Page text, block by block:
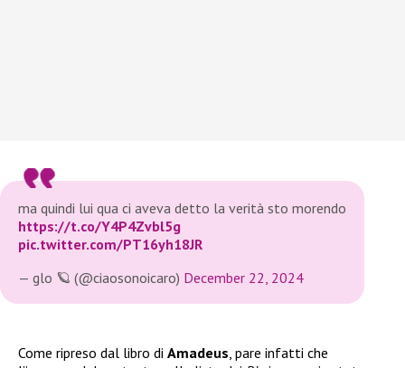
ma quindi lui qua ci aveva detto la verità sto morendo
https://t.co/Y4P4Zvbl5g
pic.twitter.com/PT16yh18JR
— glo 🪐 (@ciaosonoicaro) December 22, 2024
Come ripreso dal libro di Amadeus , pare infatti che